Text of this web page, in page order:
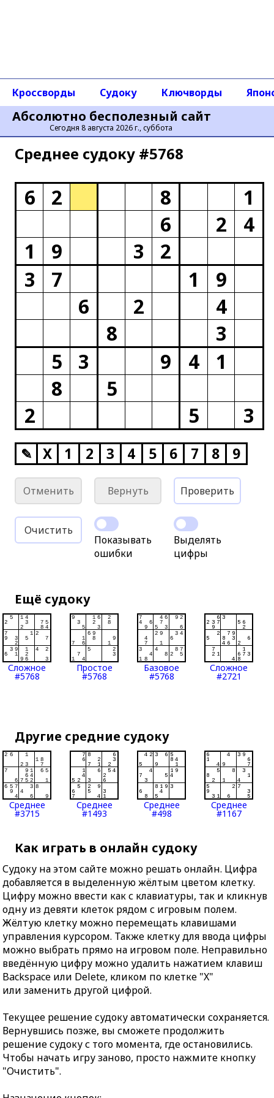
Абсолютно бесполезный сайт
Сегодня 8 августа 2026 г., суббота
Кроссворды Судоку Ключворды
Среднее cудоку #5768
6 2 8
1
6
2
4
1
9 3
2
3
7 1
9
6
2
4
8
3
5
3 9 4
1
8
5
2
5 3
✎ X 1 2 3 4 5 6 7 8 9
Отменить Вернуть Проверить
Очистить
Показывать
ошибки
Выделять
цифры
Ещё судоку
Сложное
#5768
Простое
#5768
Базовое
#5768
Сложное
#2721
Другие средние судоку
Среднее
#3715
Среднее
#1493
Среднее
#498
Среднее
#1167
Как играть в онлайн судоку
Судоку на этом сайте можно решать онлайн. Цифра
добавляется в выделенную жёлтым цветом клетку.
Цифру можно ввести как с клавиатуры, так и кликнув
одну из девяти клеток рядом с игровым полем.
Жёлтую клетку можно перемещать клавишами
управления курсором. Также клетку для ввода цифры
можно выбрать прямо на игровом поле. Неправильно
введённую цифру можно удалить нажатием клавиш
Backspace или Delete, кликом по клетке "X"
или заменить другой цифрой.
Текущее решение судоку автоматически сохраняется.
Вернувшись позже, вы сможете продолжить
решение судоку с того момента, где остановились.
Чтобы начать игру заново, просто нажмите кнопку
"Очистить".